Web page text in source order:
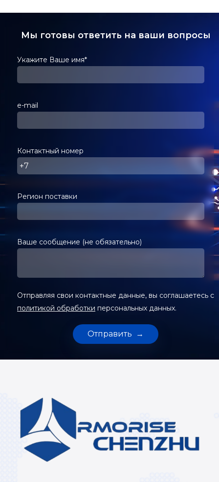
Мы готовы ответить на ваши вопросы
Укажите Ваше имя*
e-mail
Контактный номер
Регион поставки
Ваше сообщение (не обязательно)
Отправляя свои контактные данные, вы соглашаетесь с
политикой обработки персональных данных.
Alternative: